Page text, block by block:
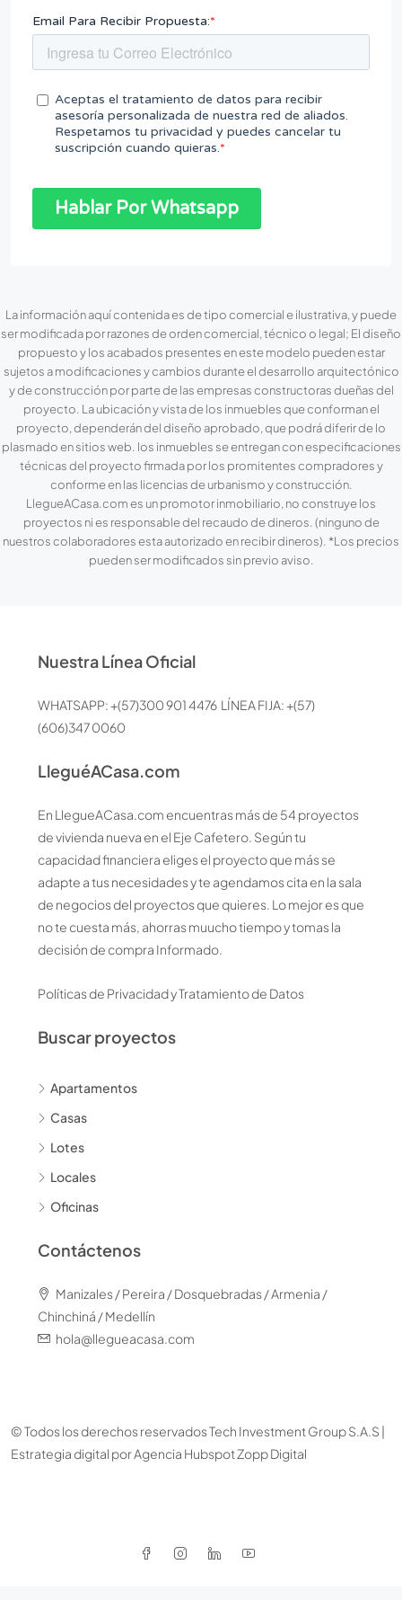
La información aquí contenida es de tipo comercial e ilustrativa, y puede
ser modificada por razones de orden comercial, técnico o legal; El diseño
propuesto y los acabados presentes en este modelo pueden estar
sujetos a modificaciones y cambios durante el desarrollo arquitectónico
y de construcción por parte de las empresas constructoras dueñas del
proyecto. La ubicación y vista de los inmuebles que conforman el
proyecto, dependerán del diseño aprobado, que podrá diferir de lo
plasmado en sitios web. los inmuebles se entregan con especificaciones
técnicas del proyecto firmada por los promitentes compradores y
conforme en las licencias de urbanismo y construcción.
LlegueACasa.com es un promotor inmobiliario, no construye los
proyectos ni es responsable del recaudo de dineros. (ninguno de
nuestros colaboradores esta autorizado en recibir dineros). *Los precios
pueden ser modificados sin previo aviso.
Nuestra Línea Oficial
WHATSAPP: +(57)300 901 4476 LÍNEA FIJA: +(57)
(606)347 0060
LleguéACasa.com
En LlegueACasa.com encuentras más de 54 proyectos
de vivienda nueva en el Eje Cafetero. Según tu
capacidad financiera eliges el proyecto que más se
adapte a tus necesidades y te agendamos cita en la sala
de negocios del proyectos que quieres. Lo mejor es que
no te cuesta más, ahorras muucho tiempo y tomas la
decisión de compra Informado.
Políticas de Privacidad y Tratamiento de Datos
Buscar proyectos
Apartamentos
Casas
Lotes
Locales
Oficinas
Contáctenos
Manizales / Pereira / Dosquebradas / Armenia /
Chinchiná / Medellín
hola@llegueacasa.com
© Todos los derechos reservados Tech Investment Group S.A.S |
Estrategia digital porAgencia Hubspot Zopp Digital